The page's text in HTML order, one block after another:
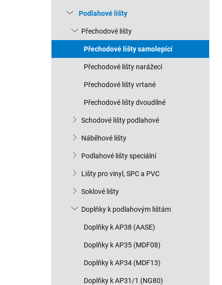
a
e
Podlahové lišty
Přechodové lišty
Přechodové lišty samolepící
Přechodové lišty narážecí
Přechodové lišty vrtané
Přechodové lišty dvoudílné
Schodové lišty podlahové
Náběhové lišty
Podlahové lišty speciální
Lišty pro vinyl, SPC a PVC
Soklové lišty
Doplňky k podlahovým lištám
Doplňky k AP38 (AASE)
Doplňky k AP35 (MDF08)
Doplňky k AP34 (MDF13)
Doplňky k AP31/1 (NG80)